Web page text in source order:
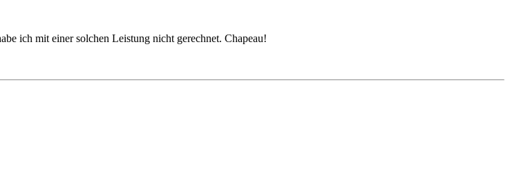
ich mit einer solchen Leistung nicht gerechnet. Chapeau!